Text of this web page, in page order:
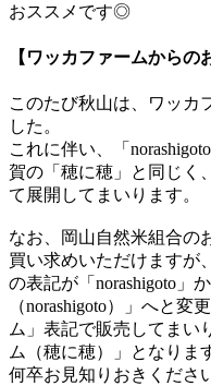
おススメです◎
【ワッカファームからの
このたび秋山は、ワッカ
した。
これに伴い、「
賀の「穂に穂」と同じく
て展開してまいります。
なお、岡山自然米組合の
買い求めいただけますが
の表記が「norashigoto」
（norashigoto）」へと
ム」表記で販売してまい
ム（穂に穂）」となりま
何卒お見知りおきくださ